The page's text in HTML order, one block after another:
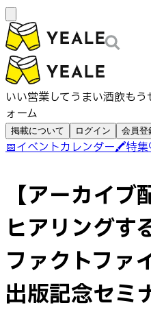
いい営業してうまい酒飲も
ォーム
掲載について ログイン 会員登
📅イベントカレンダー🖍️特集
【アーカイ
ヒアリングす
ファクトファ
出版記念セミ